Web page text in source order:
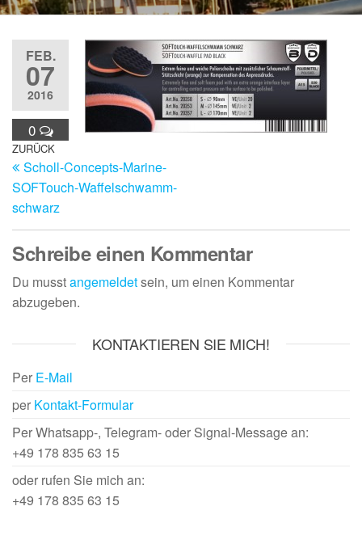
FEB.
07
2016
0
Beitragsnavigation
Vorheriger
Beitrag
ZURÜCK
Scholl-Concepts-Marine-
SOFTouch-Waffelschwamm-
schwarz
Schreibe einen Kommentar
Du musstangemeldetsein, um einen Kommentar
abzugeben.
KONTAKTIEREN SIE MICH!
Per E-Mail
per Kontakt-Formular
Per Whatsapp-, Telegram- oder Signal-Message an:
+49 178 835 63 15
oder rufen Sie mich an:
+49 178 835 63 15